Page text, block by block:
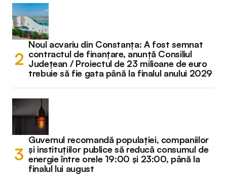
Noul acvariu din Constanța: A fost semnat
contractul de finanțare, anunță Consiliul
Județean / Proiectul de 23 milioane de euro
trebuie să fie gata până la finalul anului 2029
Guvernul recomandă populației, companiilor
și instituțiilor publice să reducă consumul de
energie între orele 19:00 și 23:00, până la
finalul lui august